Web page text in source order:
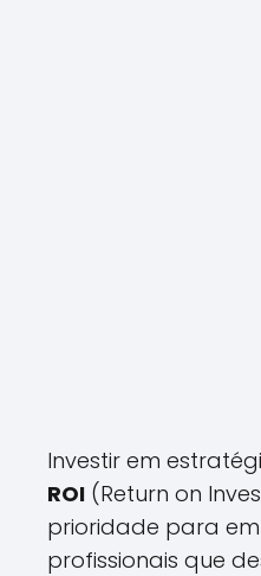
Investir em
ROI (Return on
prioridade para
profissionais que